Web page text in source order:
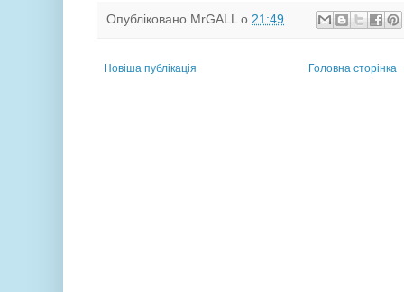
Опубліковано MrGALL о 21:49
Новіша публікація Головна сторінка